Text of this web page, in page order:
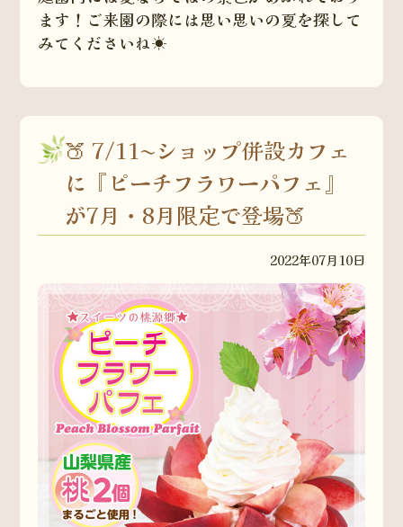
ます！ご来園の際には思い思いの夏を探して
みてくださいね☀
🍑 7/11〜ショップ併設カフェ
に『ピーチフラワーパフェ』
が7月・8月限定で登場🍑
2022年07月10日